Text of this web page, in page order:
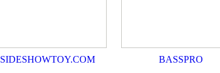
SIDESHOWTOY.COM BASSPRO